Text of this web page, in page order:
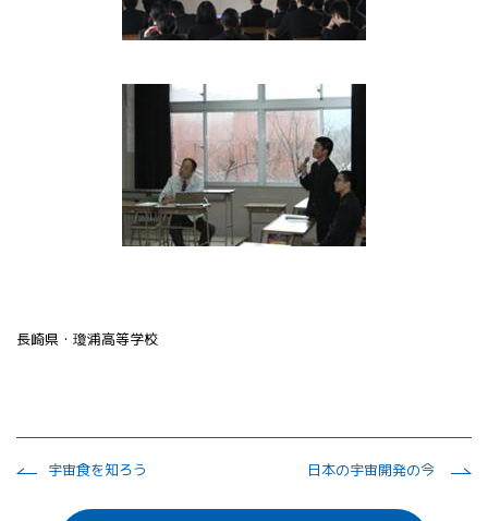
長崎県・瓊浦高等学校
宇宙食を知ろう 日本の宇宙開発の今